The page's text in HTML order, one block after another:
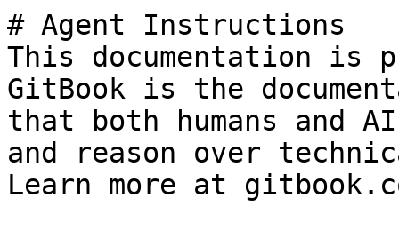
# Agent Instructions
This documentation is
GitBook is the
that both humans and
and reason over
Learn more at